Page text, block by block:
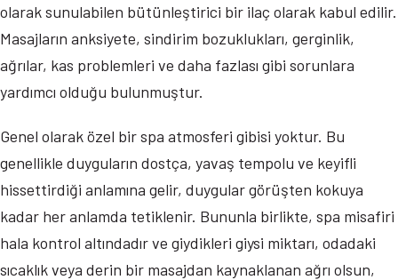
olarak sunulabilen bütünleştirici bir ilaç olarak kabul edilir.
Masajların anksiyete, sindirim bozuklukları, gerginlik,
ağrılar, kas problemleri ve daha fazlası gibi sorunlara
yardımcı olduğu bulunmuştur.
Genel olarak özel bir spa atmosferi gibisi yoktur. Bu
genellikle duyguların dostça, yavaş tempolu ve keyifli
hissettirdiği anlamına gelir, duygular görüşten kokuya
kadar her anlamda tetiklenir. Bununla birlikte, spa misafiri
hala kontrol altındadır ve giydikleri giysi miktarı, odadaki
sıcaklık veya derin bir masajdan kaynaklanan ağrı olsun,